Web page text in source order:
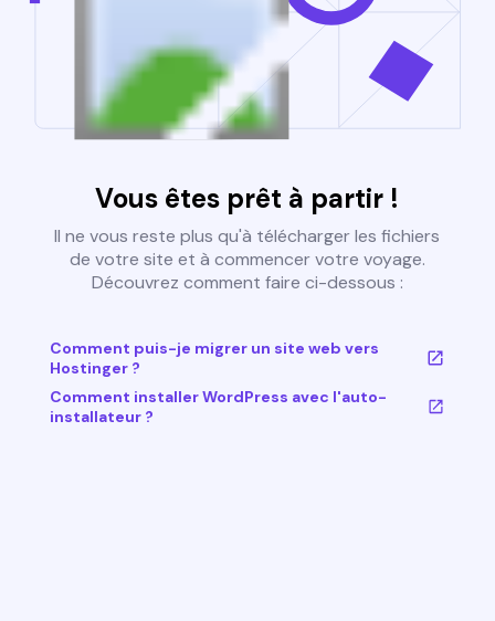
Vous êtes prêt à partir !
Il ne vous reste plus qu'à télécharger les fichiers
de votre site et à commencer votre voyage.
Découvrez comment faire ci-dessous :
Comment puis-je migrer un site web vers
Hostinger ?
Comment installer WordPress avec l'auto-
installateur ?